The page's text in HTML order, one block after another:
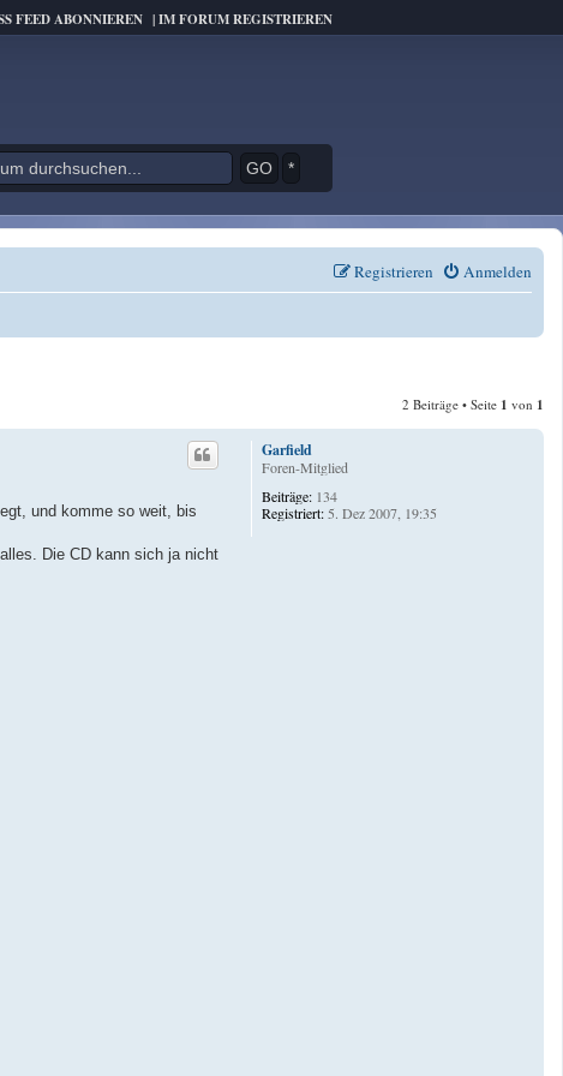
FEED ABONNIEREN |IM FORUM REGISTRIEREN
*
Anmelden
Registrieren
2 Beiträge • Seite 1 von 1
Garfield
Foren-Mitglied
Beiträge: 134
Registriert: 5. Dez 2007, 19:35
und komme so weit, bis
Die CD kann sich ja nicht